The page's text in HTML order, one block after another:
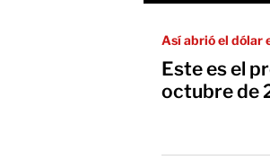
Así abrió el dólar
Este es el
octubre de